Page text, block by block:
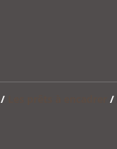
/ /